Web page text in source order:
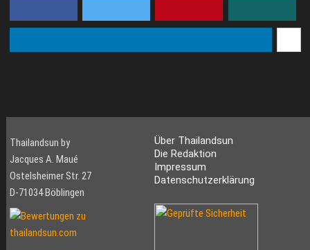
Thailandsun by
Jacques A. Maué
Ostelsheimer Str. 27
D-71034 Böblingen
Über Thailandsun
Die Redaktion
Impressum
Datenschutzerklärung